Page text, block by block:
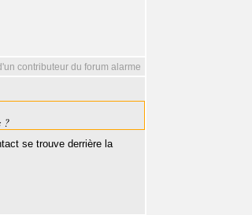
contributeur du forum alarme
?
se trouve derrière la